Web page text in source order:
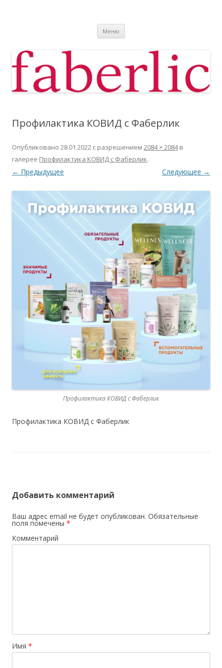
Меню
Профилактика КОВИД с Фаберлик
Опубликовано 28.01.2022 с разрешением 2084 × 2084в
галерее Профилактика КОВИД с Фаберлик.
← Предыдущее Следующее →
Профилактика КОВИД с Фаберлик
Профилактика КОВИД с Фаберлик
Добавить комментарий
Ваш адрес email не будет опубликован. Обязательные
поля помечены *
Комментарий
Имя *